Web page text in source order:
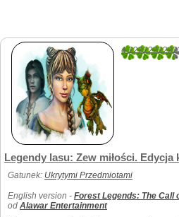
Legendy lasu: Zew miłości. Edycja
Gatunek: Ukrytymi Przedmiotami
English version - Forest Legends: The Call
od Alawar Entertainment